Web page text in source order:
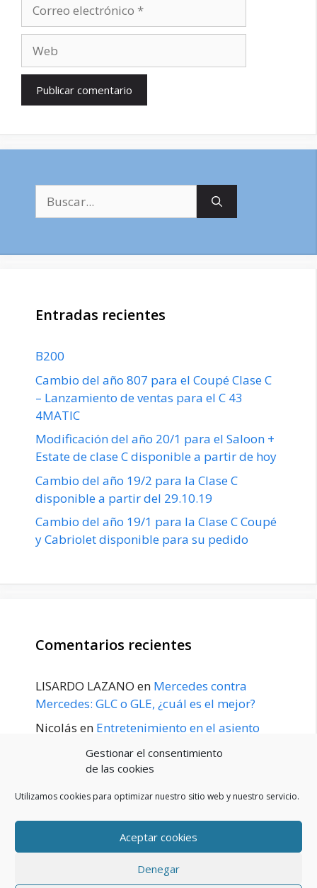
Gestionar el consentimiento
de las cookies
Utilizamos cookies para optimizar nuestro sitio web y nuestro servicio.
Aceptar cookies
Denegar
electrónico
Entradas recientes
B200
Cambio del año 807 para el Coupé Clase C
– Lanzamiento de ventas para el C 43
4MATIC
Modificación del año 20/1 para el Saloon +
Estate de clase C disponible a partir de hoy
Cambio del año 19/2 para la Clase C
disponible a partir del 29.10.19
Cambio del año 19/1 para la Clase C Coupé
y Cabriolet disponible para su pedido
Comentarios recientes
LISARDO LAZANO en Mercedes contra
Mercedes: GLC o GLE, ¿cuál es el mejor?
Nicolás en Entretenimiento en el asiento
principios de 2020
POLÍTICA DE PRIVACIDAD
Política de cookies (UE)